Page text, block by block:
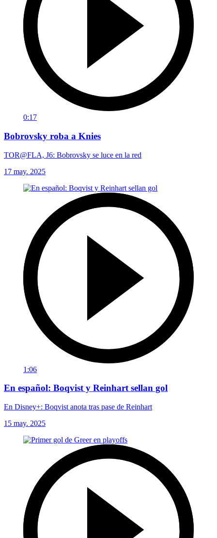
0:17
Bobrovsky roba a Knies
TOR@FLA, J6: Bobrovsky se luce en la red
17 may. 2025
1:06
En español: Boqvist y Reinhart sellan gol
En Disney+: Boqvist anota tras pase de Reinhart
15 may. 2025